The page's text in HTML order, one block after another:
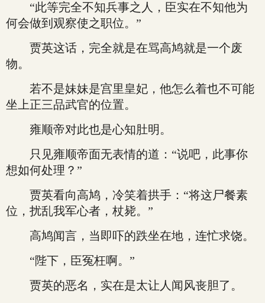
“此等完全不知兵事之人，臣实在不知他为
何会做到观察使之职位。”
贾英这话，完全就是在骂高鸠就是一个废
物。
若不是妹妹是宫里皇妃，他怎么着也不可能
坐上正三品武官的位置。
雍顺帝对此也是心知肚明。
只见雍顺帝面无表情的道：“说吧，此事你
想如何处理？”
贾英看向高鸠，冷笑着拱手：“将这尸餐素
位，扰乱我军心者，杖毙。”
高鸠闻言，当即吓的跌坐在地，连忙求饶。
“陛下，臣冤枉啊。”
贾英的恶名，实在是太让人闻风丧胆了。